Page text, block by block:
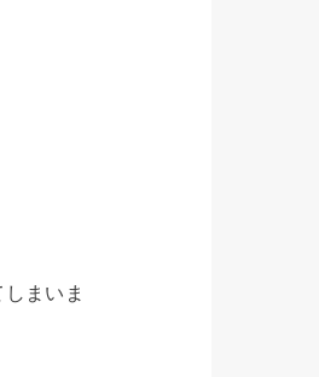
まいま